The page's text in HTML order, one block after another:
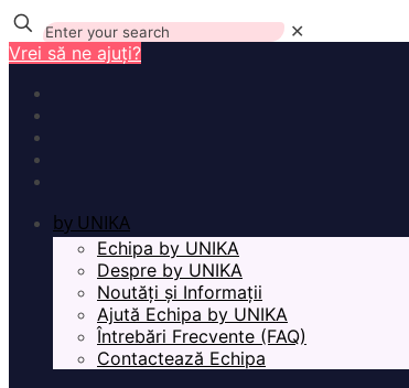
✕
Vrei să ne ajuți?
by UNIKA
Echipa by UNIKA
Despre by UNIKA
Noutăți și Informații
Ajută Echipa by UNIKA
Întrebări Frecvente (FAQ)
Contactează Echipa